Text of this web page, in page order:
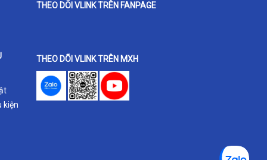
kiện
THEO DÕI VLINK TRÊN FANPAGE
THEO DÕI VLINK TRÊN MXH